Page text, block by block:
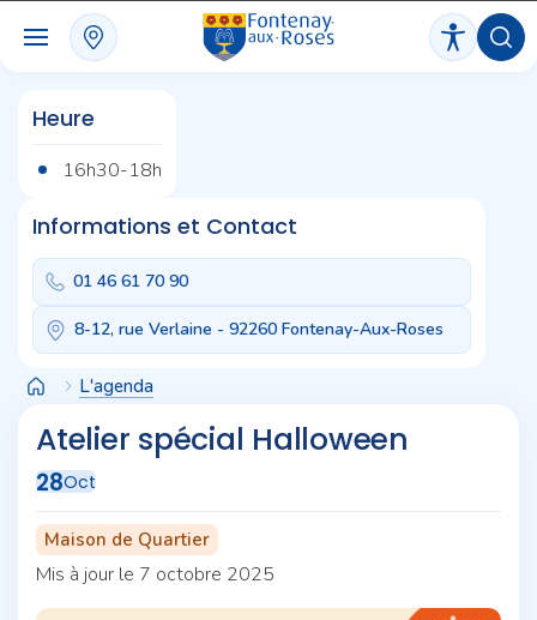
Heure
16h30-18h
Informations et Contact
01 46 61 70 90
8-12, rue Verlaine - 92260 Fontenay-Aux-Roses
L'agenda
Atelier spécial Halloween
28Oct
Maison de Quartier
Mis à jour le 7 octobre 2025
Panneau de gestion des cookies